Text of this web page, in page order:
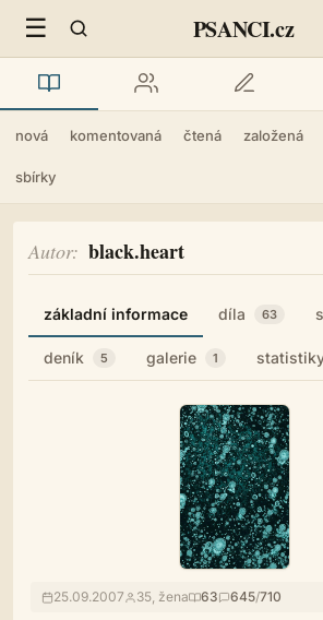
☰ PSANCI.cz
nová komentovaná čtená založená
sbírky
Autor black.heart
základní informace díla 63
deník 5 galerie 1
25.09.2007 35, žena 63 645/710